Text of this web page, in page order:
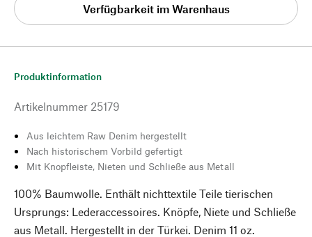
Verfügbarkeit im Warenhaus
Produktinformation
Artikelnummer 25179
Aus leichtem Raw Denim hergestellt
Nach historischem Vorbild gefertigt
Mit Knopfleiste, Nieten und Schließe aus Metall
100% Baumwolle. Enthält nichttextile Teile tierischen
Ursprungs: Lederaccessoires. Knöpfe, Niete und Schließe
aus Metall. Hergestellt in der Türkei. Denim 11 oz.